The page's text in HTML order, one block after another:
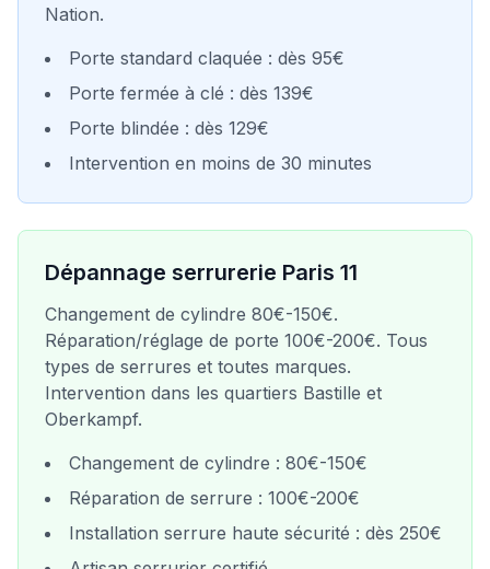
Nation.
Porte standard claquée : dès 95€
Porte fermée à clé : dès 139€
Porte blindée : dès 129€
Intervention en moins de 30 minutes
Dépannage serrurerie Paris 11
Changement de cylindre 80€-150€.
Réparation/réglage de porte 100€-200€. Tous
types de serrures et toutes marques.
Intervention dans les quartiers Bastille et
Oberkampf.
Changement de cylindre : 80€-150€
Réparation de serrure : 100€-200€
Installation serrure haute sécurité : dès 250€